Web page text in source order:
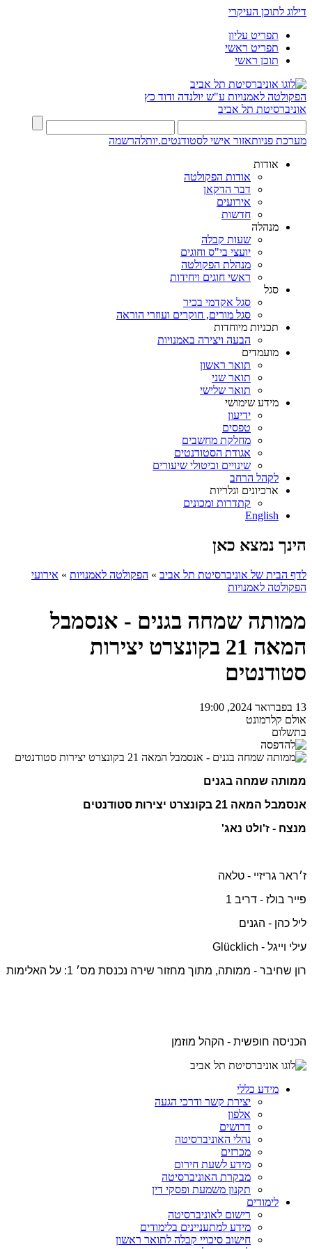
דילוג לתוכן העיקרי
תפריט עליון
תפריט ראשי
תוכן ראשי
הפקולטה לאמנויות ע"ש יולנדה ודוד כץ
אוניברסיטת תל אביב
מערכת פניותאזור אישי לסטודנטים.יותלהרשמה
אודות
אודות הפקולטה
דבר הדקאן
אירועים
חדשות
מנהלה
שעות קבלה
יועצי בי"ס וחוגים
מנהלת הפקולטה
ראשי חוגים ויחידות
סגל
סגל אקדמי בכיר
סגל מורים, חוקרים ועוזרי הוראה
תכניות מיוחדות
הבעה ויצירה באמנויות
מועמדים
תואר ראשון
תואר שני
תואר שלישי
מידע שימושי
ידיעון
טפסים
מחלקת מחשבים
אגודת הסטודנטים
שינויים וביטולי שיעורים
לקהל הרחב
ארכיונים וגלריות
קתדרות ומכונים
English
הינך נמצא כאן
לדף הבית של אוניברסיטת תל אביב » הפקולטה לאמנויות » אירועי
הפקולטה לאמנויות
ממותה שמחה בגנים - אנסמבל
המאה 21 בקונצרט יצירות
סטודנטים
13 בפברואר 2024, 19:00
אולם קלרמונט
בתשלום
ממותה שמחה בגנים
אנסמבל המאה 21 בקונצרט יצירות סטודנטים
מנצח - ז'ולט נאג'
ז׳ראר גריזיי - טלאה
פייר בולז - דריב 1
ליל כהן - הגנים
עילי וייגל - Glücklich
רון שחיבר - ממותה, מתוך מחזור שירה נכנסת מס׳ 1: על האלימות
הכניסה חופשית - הקהל מוזמן
מידע כללי
יצירת קשר ודרכי הגעה
אלפון
דרושים
נהלי האוניברסיטה
מכרזים
מידע לשעת חירום
מבקרת האוניברסיטה
תקנון משמעת ופסקי דין
לימודים
רישום לאוניברסיטה
מידע למתעניינים בלימודים
חישוב סיכויי קבלה לתואר ראשון